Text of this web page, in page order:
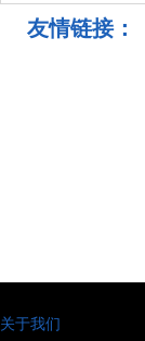
友情链接：
关于我们